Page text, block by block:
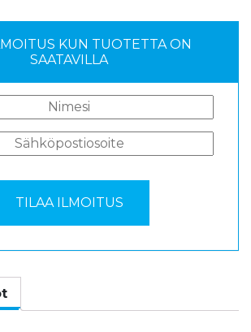
KUN TUOTETTA ON
SAATAVILLA